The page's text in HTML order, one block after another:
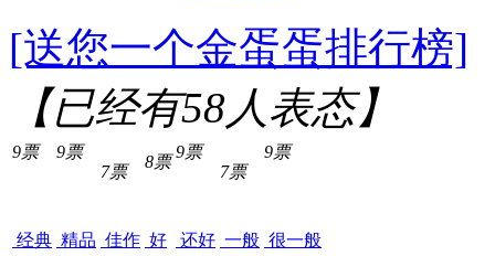
[送您一个金蛋蛋排行榜]
【已经有58人表态】
9票
经典
9票
精品
7票
佳作
8票
好
9票
还好
7票
一般
9票
很一般